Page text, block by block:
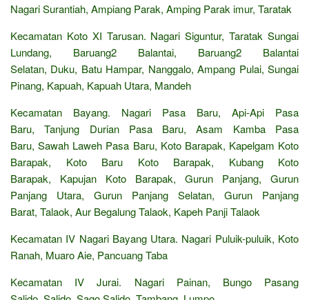
Nagari Surantiah, Ampiang Parak, Amping Parak imur, Taratak
Kecamatan Koto XI Tarusan. Nagari Siguntur, Taratak Sungai
Lundang, Baruang2 Balantai, Baruang2 Balantai
Selatan, Duku, Batu Hampar, Nanggalo, Ampang Pulai, Sungai
Pinang, Kapuah, Kapuah Utara, Mandeh
Kecamatan Bayang. Nagari Pasa Baru, Api-Api Pasa
Baru, Tanjung Durian Pasa Baru, Asam Kamba Pasa
Baru, Sawah Laweh Pasa Baru, Koto Barapak, Kapelgam Koto
Barapak, Koto Baru Koto Barapak, Kubang Koto
Barapak, Kapujan Koto Barapak, Gurun Panjang, Gurun
Panjang Utara, Gurun Panjang Selatan, Gurun Panjang
Barat, Talaok, Aur Begalung Talaok, Kapeh Panji Talaok
Kecamatan IV Nagari Bayang Utara. Nagari Puluik-puluik, Koto
Ranah, Muaro Aie, Pancuang Taba
Kecamatan IV Jurai. Nagari Painan, Bungo Pasang